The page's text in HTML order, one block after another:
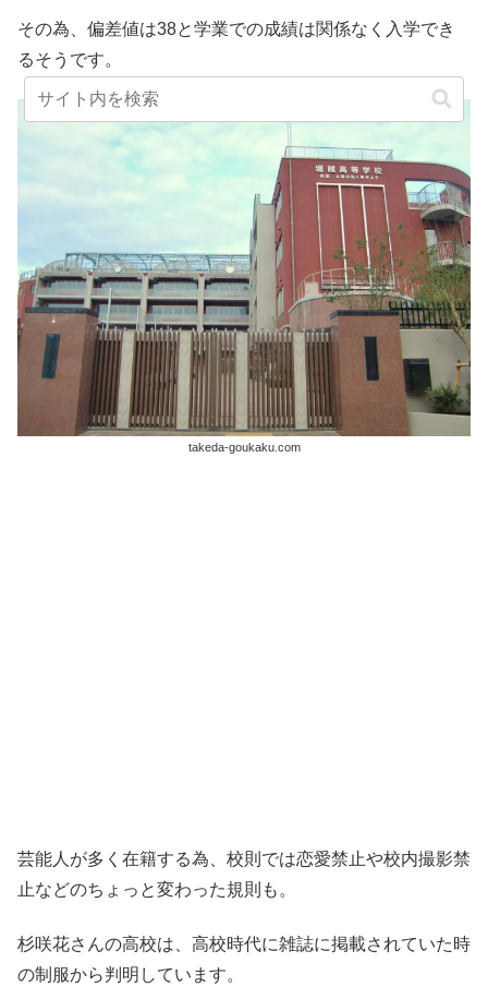
その為、偏差値は38と学業での成績は関係なく入学でき
るそうです。
takeda-goukaku.com
芸能人が多く在籍する為、校則では恋愛禁止や校内撮影禁
止などのちょっと変わった規則も。
杉咲花さんの高校は、高校時代に雑誌に掲載されていた時
の制服から判明しています。